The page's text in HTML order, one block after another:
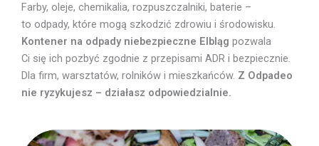
Farby, oleje, chemikalia, rozpuszczalniki, baterie –
to odpady, które mogą szkodzić zdrowiu i środowisku.
Kontener na odpady niebezpieczne Elbląg pozwala
Ci się ich pozbyć zgodnie z przepisami ADR i bezpiecznie.
Dla firm, warsztatów, rolników i mieszkańców. Z Odpadeo
nie ryzykujesz – działasz odpowiedzialnie.